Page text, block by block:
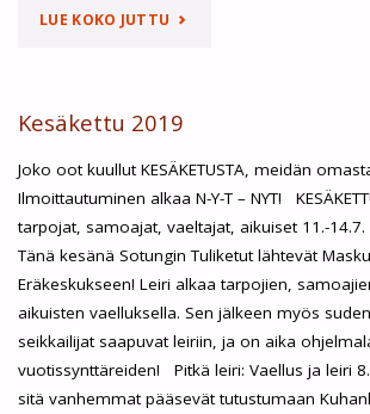
LUE KOKO JUTTU "KESÄKETTU
–
LEIRIKIRJEET"
Kesäkettu 2019
Joko oot kuullut KESÄKETUSTA, meidän
Ilmoittautuminen alkaa N-Y-T – NYT!
tarpojat, samoajat, vaeltajat, aikuiset 11.-
Tänä kesänä Sotungin Tuliketut lähtevät
Eräkeskukseen! Leiri alkaa tarpojien,
aikuisten vaelluksella. Sen jälkeen myös
seikkailijat saapuvat leiriin, ja on aika
vuotissynttäreiden! Pitkä leiri: Vaellus ja leiri
sitä vanhemmat pääsevät tutustumaan